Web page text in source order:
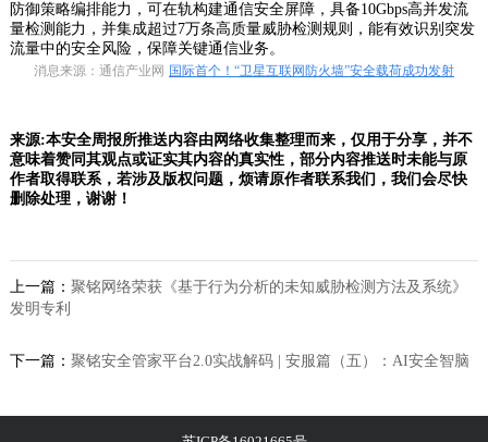
防御策略编排能力，可在轨构建通信安全屏障，具备10Gbps高并发流
量检测能力，并集成超过7万条高质量威胁检测规则，能有效识别突发
流量中的安全风险，保障关键通信业务。
消息来源：通信产业网 国际首个！“卫星互联网防火墙”安全载荷成功发射
来源:本安全周报所推送内容由网络收集整理而来，仅用于分享，并不
意味着赞同其观点或证实其内容的真实性，部分内容推送时未能与原
作者取得联系，若涉及版权问题，烦请原作者联系我们，我们会尽快
删除处理，谢谢！
上一篇： 聚铭网络荣获《基于行为分析的未知威胁检测方法及系统》
发明专利
下一篇： 聚铭安全管家平台2.0实战解码 | 安服篇（五）：AI安全智脑